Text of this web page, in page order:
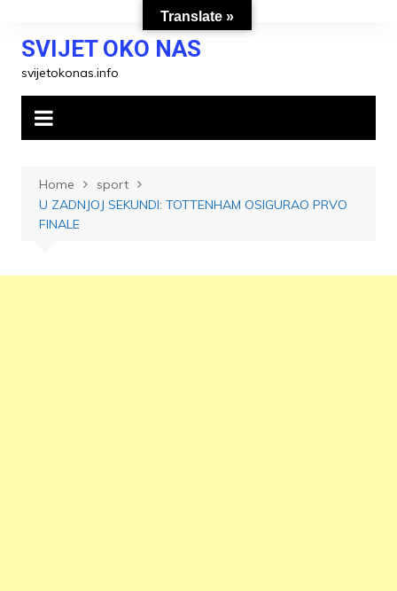
contentSVIJET OKO NAS
svijetokonas.info
Home
sport
U ZADNJOJ SEKUNDI: TOTTENHAM OSIGURAO PRVO
FINALE
Translate »